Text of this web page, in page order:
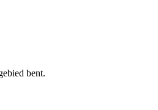
bent.